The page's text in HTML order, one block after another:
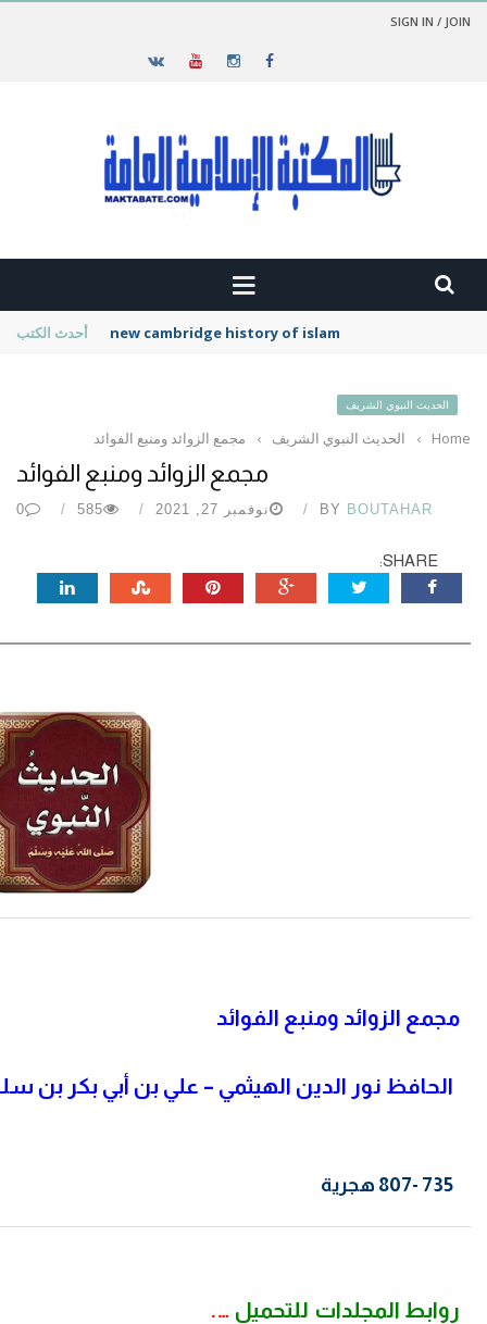
SIGN IN / JOIN
أحدث الكتب new cambridge history of islam
الحديث النبوي الشريف
Home
› الحديث النبوي الشريف › مجمع الزوائد ومنبع الفوائد
مجمع الزوائد ومنبع الفوائد
BY BOUTAHAR نوفمبر 27, 2021 585
0
SHARE:
مجمع الزوائد ومنبع الفوائد
الحافظ نور الدين الهيثمي – علي بن أبي بكر بن
735 -807 هجرية
روابط المجلدات للتحميل ….